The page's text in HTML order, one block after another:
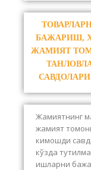
БАЖАРИШ,
ЖАМИЯТ
Жамиятнинг
жамият
кимошди
кўзда
ишларни